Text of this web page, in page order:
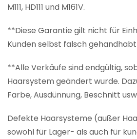
M111, HD111 und M161V.
**Diese Garantie gilt nicht für
Kunden selbst falsch
**Alle Verkäufe sind endgültig,
Haarsystem geändert wurde.
Farbe, Ausdünnung, Beschnitt
Defekte Haarsysteme (außer
sowohl für Lager- als auch für